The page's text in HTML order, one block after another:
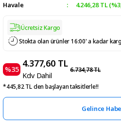
Havale
4.246,28 TL
Ücretsiz Kargo
Stokta olan ürünler 16:00' a kadar
%35
4.377,60 TL
Kdv Dahil
6.734,78 TL
*445,82 TL den başlayan taksitlerle!!
Gelince